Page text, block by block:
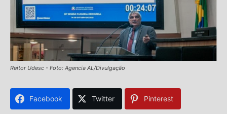
Reitor Udesc - Foto: Agencia AL/Divulgação
Facebook Twitter Pinterest